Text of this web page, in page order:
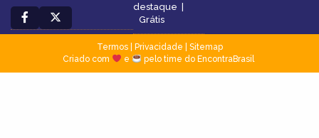
destaque |
Grátis
Termos| Privacidade
Sitemap
Criado com
e pelo time do EncontraBrasil